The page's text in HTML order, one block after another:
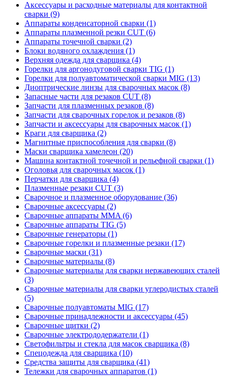
Аксессуары и расходные материалы для контактной
сварки (9)
Аппараты конденсаторной сварки (1)
Аппараты плазменной резки CUT (6)
Аппараты точечной сварки (2)
Блоки водяного охлаждения (1)
Верхняя одежда для сварщика (4)
Горелки для аргонодуговой сварки TIG (1)
Горелки для полуавтоматической сварки MIG (13)
Диоптрические линзы для сварочных масок (8)
Запасные части для резаков CUT (8)
Запчасти для плазменных резаков (8)
Запчасти для сварочных горелок и резаков (8)
Запчасти и аксессуары для сварочных масок (1)
Краги для сварщика (2)
Магнитные приспособления для сварки (8)
Маски сварщика хамелеон (20)
Машина контактной точечной и рельефной сварки (1)
Оголовья для сварочных масок (1)
Перчатки для сварщика (4)
Плазменные резаки CUT (3)
Сварочное и плазменное оборудование (36)
Сварочные аксессуары (2)
Сварочные аппараты MMA (6)
Сварочные аппараты TIG (5)
Сварочные генераторы (1)
Сварочные горелки и плазменные резаки (17)
Сварочные маски (31)
Сварочные материалы (8)
Сварочные материалы для сварки нержавеющих сталей
(3)
Сварочные материалы для сварки углеродистых сталей
(5)
Сварочные полуавтоматы MIG (17)
Сварочные принадлежности и аксессуары (45)
Сварочные щитки (2)
Сварочные электрододержатели (1)
Светофильтры и стекла для масок сварщика (8)
Спецодежда для сварщика (10)
Средства защиты для сварщика (41)
Тележки для сварочных аппаратов (1)